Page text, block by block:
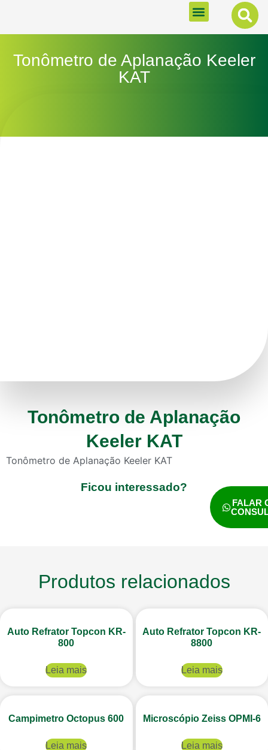
MENU
Tonômetro de Aplanação Keeler
KAT
Tonômetro de Aplanação
Keeler KAT
Tonômetro de Aplanação Keeler KAT
Ficou interessado?
FALAR
Produtos relacionados
Auto Refrator Topcon KR-
800
Leia mais
Auto Refrator Topcon KR-
8800
Leia mais
Campimetro Octopus 600
Leia mais
Microscópio Zeiss OPMI-6
Leia mais